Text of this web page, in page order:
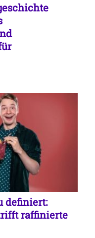
definiert:
raffinierte